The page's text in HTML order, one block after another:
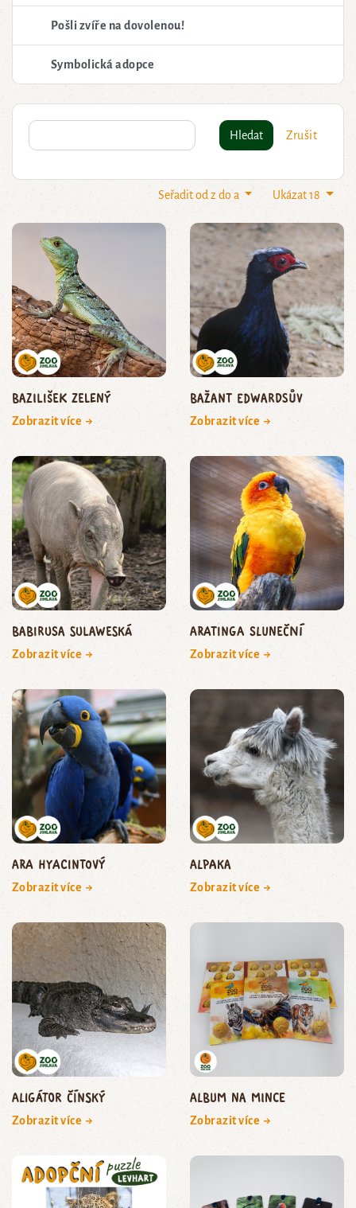
Pošli zvíře na dovolenou!
Symbolická adopce
Hledat Zrušit
Ukázat 18
Seřadit od z do a
bazilišek zelený
Zobrazit více →
bažant edwardsův
Zobrazit více →
babirusa sulaweská
Zobrazit více →
aratinga sluneční
Zobrazit více →
ara hyacintový
Zobrazit více →
Alpaka
Zobrazit více →
aligátor čínský
Zobrazit více →
Album na mince
Zobrazit více →